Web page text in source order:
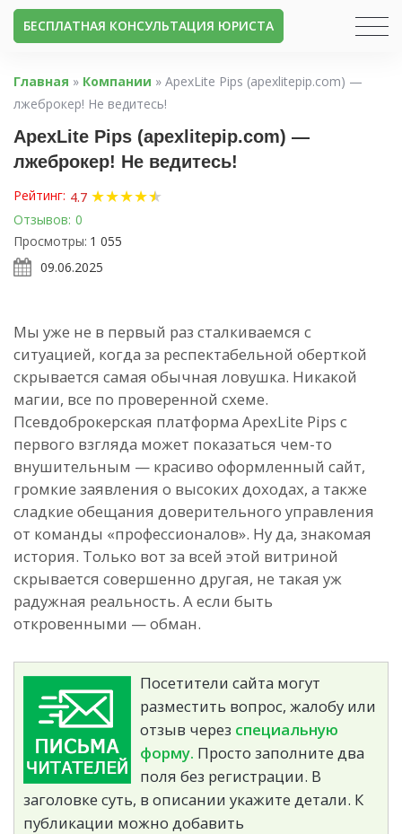
БЕСПЛАТНАЯ КОНСУЛЬТАЦИЯ ЮРИСТА
Главная » Компании » ApexLite Pips (apexlitepip.com) —
лжеброкер! Не ведитесь!
ApexLite Pips (apexlitepip.com) —
лжеброкер! Не ведитесь!
Рейтинг: 4.7 ★★★★★
★
Отзывов: 0
Просмотры: 1 055
09.06.2025
Мы уже не в первый раз сталкиваемся с
ситуацией, когда за респектабельной оберткой
скрывается самая обычная ловушка. Никакой
магии, все по проверенной схеме.
Псевдоброкерская платформа ApexLite Pips с
первого взгляда может показаться чем-то
внушительным — красиво оформленный сайт,
громкие заявления о высоких доходах, а также
сладкие обещания доверительного управления
от команды «профессионалов». Ну да, знакомая
история. Только вот за всей этой витриной
скрывается совершенно другая, не такая уж
радужная реальность. А если быть
откровенными — обман.
Посетители сайта могут
разместить вопрос, жалобу или
отзыв через специальную
форму. Просто заполните два
поля без регистрации. В
заголовке суть, в описании укажите детали. К
публикации можно добавить